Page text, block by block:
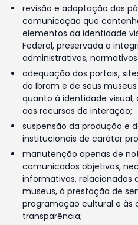
revisão e adaptação das
comunicação que
elementos da identidade
Federal, preservada a
administrativos,
adequação dos portais,
do Ibram e de seus
quanto à identidade
aos recursos de interação;
suspensão da produção e
institucionais de caráter
manutenção apenas de
comunicados objetivos,
informativos, relacionados
museus, à prestação de
programação cultural e às
transparência;